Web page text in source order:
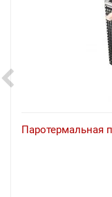
Паротермальная